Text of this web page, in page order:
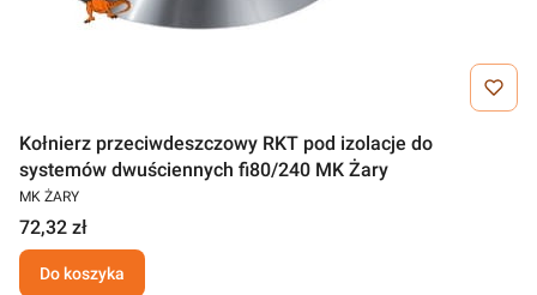
Kołnierz przeciwdeszczowy RKT pod izolacje do
systemów dwuściennych fi80/240 MK Żary
MK ŻARY
72,32 zł
Do koszyka